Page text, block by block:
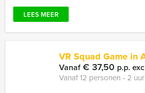
LEES MEER
VR Squad Game in
Vanaf€ 37,50 p.p.
Vanaf 12 personen ‐ 2 uur